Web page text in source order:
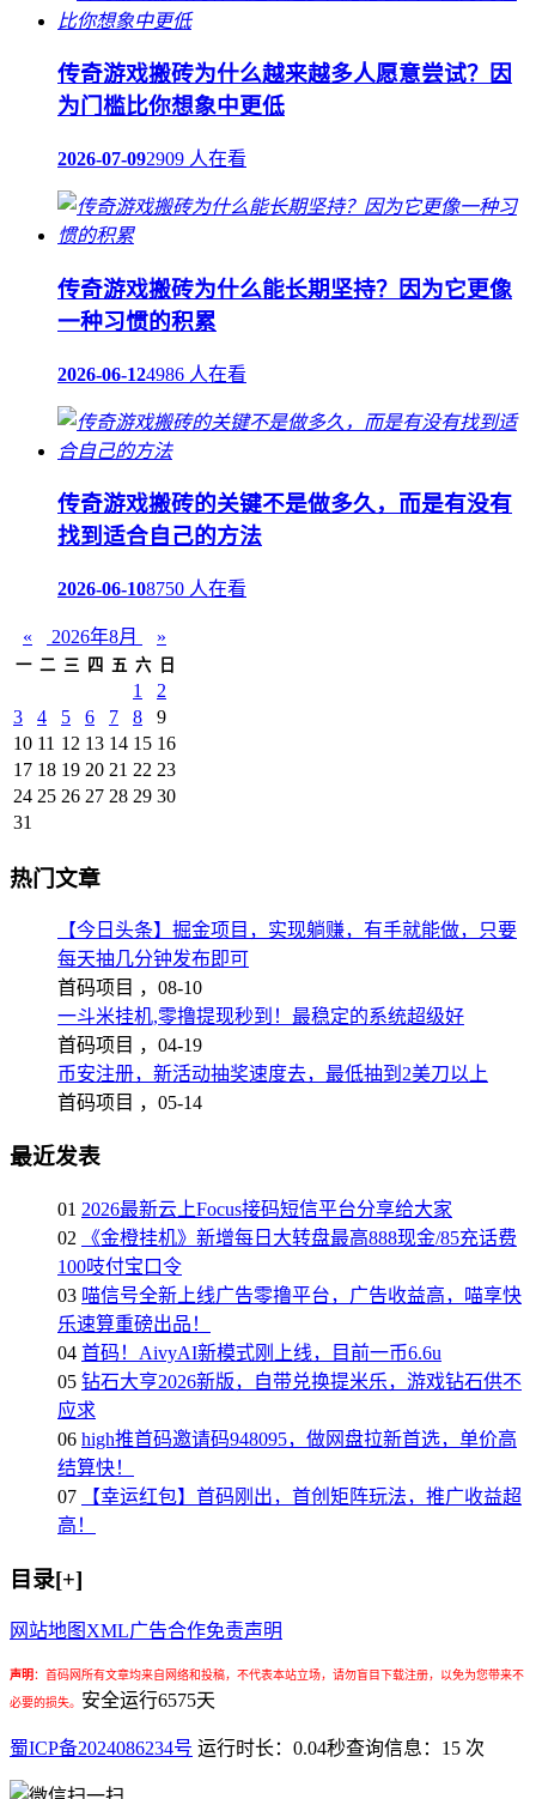
传奇游戏搬砖为什么越来越多人愿意尝试？因
为门槛比你想象中更低
2026-07-092909 人在看
传奇游戏搬砖为什么能长期坚持？因为它更像
一种习惯的积累
2026-06-124986 人在看
传奇游戏搬砖的关键不是做多久，而是有没有
找到适合自己的方法
2026-06-108750 人在看
« 2026年8月 »
一 二 三 四 五 六 日
1
2
3
4 5 6 7 8
9
10 11 12 13 14 15 16
17 18 19 20 21 22 23
24 25 26 27 28 29 30
31
热门文章
【今日头条】掘金项目，实现躺赚，有手就能做，只要
每天抽几分钟发布即可
首码项目 ， 08-10
一斗米挂机,零撸提现秒到！最稳定的系统超级好
首码项目 ， 04-19
币安注册，新活动抽奖速度去，最低抽到2美刀以上
首码项目 ， 05-14
最近发表
01 2026最新云上Focus接码短信平台分享给大家
02
《金橙挂机》新增每日大转盘最高888现金/85充话费
100吱付宝口令
03 喵信号全新上线广告零撸平台，广告收益高，喵享快
乐速算重磅出品！
04 首码！AivyAI新模式刚上线，目前一币6.6u
05 钻石大亨2026新版，自带兑换提米乐，游戏钻石供不
应求
06 high推首码邀请码948095，做网盘拉新首选，单价高
结算快！
07
【幸运红包】首码刚出，首创矩阵玩法，推广收益超
高！
目录[+]
网站地图 XML广告合作免责声明
声明： 首码网所有文章均来自网络和投稿，不代表本站立场，请勿盲目下载注册，以免为您带来不
必要的损失。 安全运行6575天
蜀ICP备2024086234号 运行时长：0.04秒查询信息：15 次